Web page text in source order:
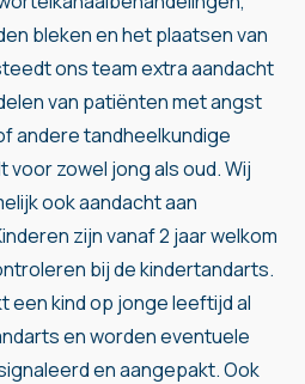
blekenen het plaatsen van
ons team extra aandacht
van patiënten met angst
andere tandheelkundige
voor zowel jong als oud. Wij
ook aandacht aan
zijn vanaf 2 jaar welkom
bij de kindertandarts.
een kind op jonge leeftijd al
en worden eventuele
en aangepakt. Ook